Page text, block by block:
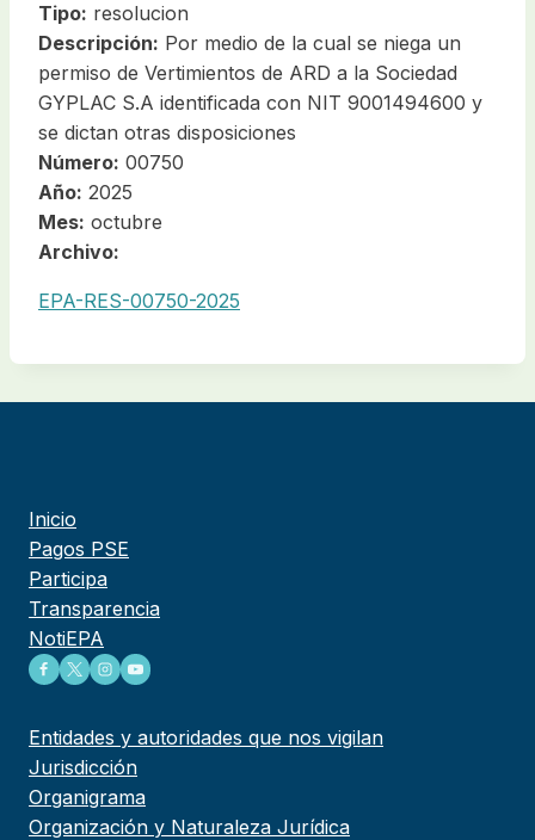
Tipo: resolucion
Descripción: Por medio de la cual se niega un
permiso de Vertimientos de ARD a la Sociedad
GYPLAC S.A identificada con NIT 9001494600 y
se dictan otras disposiciones
Número: 00750
Año: 2025
Mes: octubre
Archivo:
EPA-RES-00750-2025
Inicio
Pagos PSE
Participa
Transparencia
NotiEPA
Entidades y autoridades que nos vigilan
Jurisdicción
Organigrama
Organización y Naturaleza Jurídica